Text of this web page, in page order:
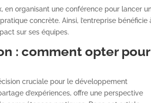
organisant une conférence pour lancer
concrète. Ainsi, l’entreprise bénéficie
sur ses équipes.
: comment opter
cruciale pour le développement
d’expériences, offre une perspective